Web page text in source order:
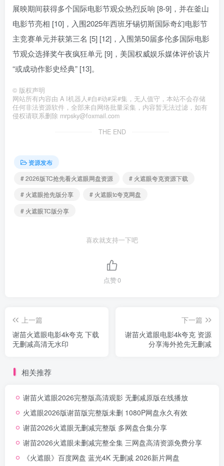
展映期间获得多个国际电影节观众热烈反响 [8-9]，并在釜山
电影节亮相 [10]，入围2025年西班牙锡切斯国际奇幻电影节
主竞赛单元并获第三名 [5] [12]，入围第50届多伦多国际电影
节观众选择奖午夜疯狂单元 [9]，美国权威娱乐媒体评价该片
“或成动作影史经典” [13]。
© 版权声明
网站所有内容由 A I机器人#自#动#采#集，无人值守，本站不会存储
任何非法资源软件，全部来自网络批量采集，内容暂无法过滤，如有
侵权请联系删除 mrpsky@foxmail.com
THE END
资源发布
# 2026版TC抢先看火遮眼网盘资源
# 火遮眼夸克资源下载
# 火遮眼抢先版分享
# 火遮眼tc夸克网盘
# 火遮眼TC版分享
喜欢就支持一下吧
点赞0
上一篇
谢苗火遮眼电影4k夸克 下载
无删减高清无水印
下一篇
谢苗火遮眼电影4k夸克 资源
分享海外抢先无删减
相关推荐
谢苗火遮眼2026完整版高清观影 无删减原版在线播放
火遮眼2026版谢苗版完整版未删 1080P网盘永久有效
谢苗2026火遮眼无删减完整版 多网盘合集分享
谢苗2026火遮眼未删减完整全集 三网盘高清资源免费分享
《火遮眼》百度网盘 蓝光4K 无删减 2026新片网盘